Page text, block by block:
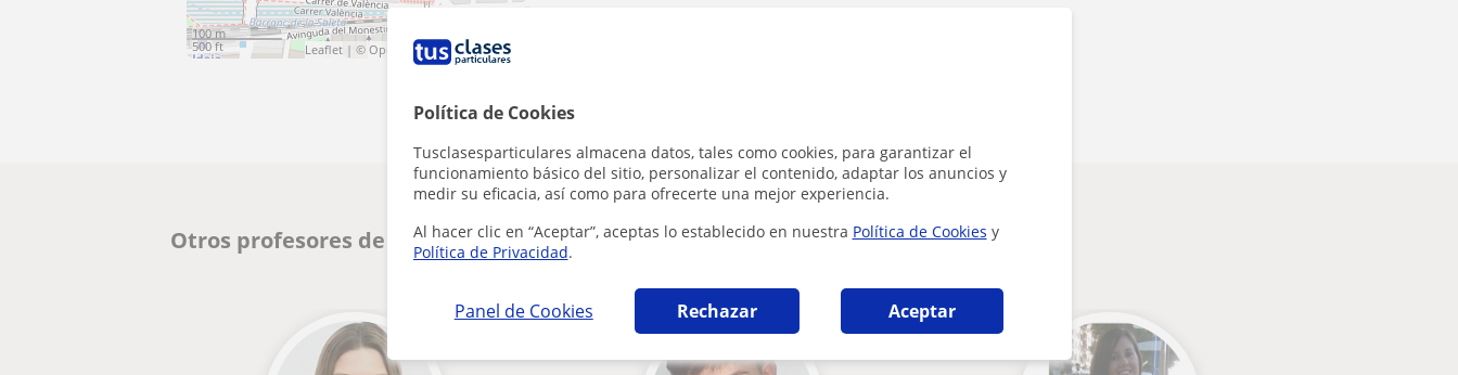
Política de Cookies
Tusclasesparticulares almacena datos, tales como cookies, para garantizar el
funcionamiento básico del sitio, personalizar el contenido, adaptar los anuncios y
medir su eficacia, así como para ofrecerte una mejor experiencia.
Al hacer clic en “Aceptar”, aceptas lo establecido en nuestra Política de Cookies y
Política de Privacidad.
Panel de Cookies Rechazar Aceptar
100 m
500 ft
Leaflet | ©OpenStreetMapcontributors
Otros profesores de ESO en Aldaia que pueden interesarte